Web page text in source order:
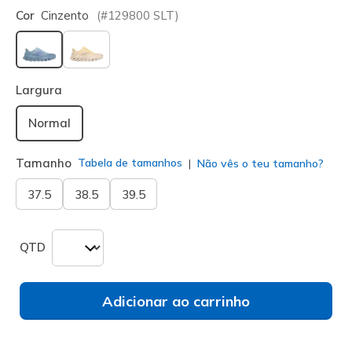
Cor Cinzento (#129800 SLT)
selecionado
Largura
Normal
Tamanho Tabela de tamanhos Não vês o teu tamanho?
37.5 38.5 39.5
QTD
Adicionar ao carrinho